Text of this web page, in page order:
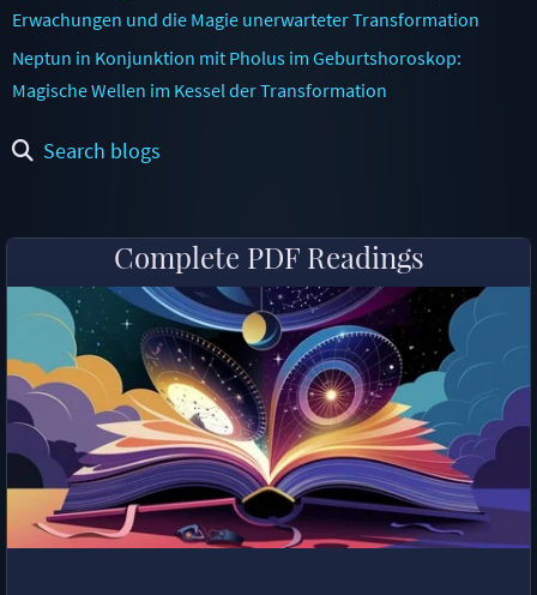
Erwachungen und die Magie unerwarteter Transformation
Neptun in Konjunktion mit Pholus im Geburtshoroskop:
Magische Wellen im Kessel der Transformation
Search blogs
Complete PDF Readings